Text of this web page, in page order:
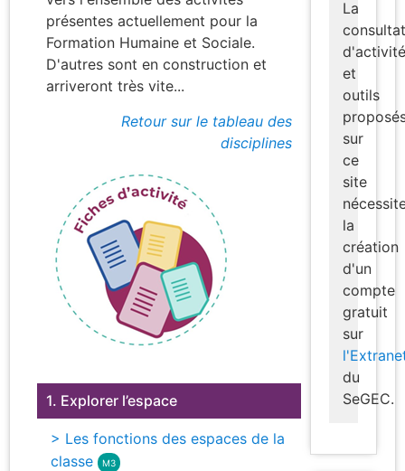
présentes actuellement pour la
Formation Humaine et Sociale.
D'autres sont en construction et
arriveront très vite...
Retour sur le tableau des
disciplines
1. Explorer l’espace
> Les fonctions des espaces de la
classe
M3
La
et
outils
sur
ce
site
la
création
d'un
compte
gratuit
sur
du
SeGEC.